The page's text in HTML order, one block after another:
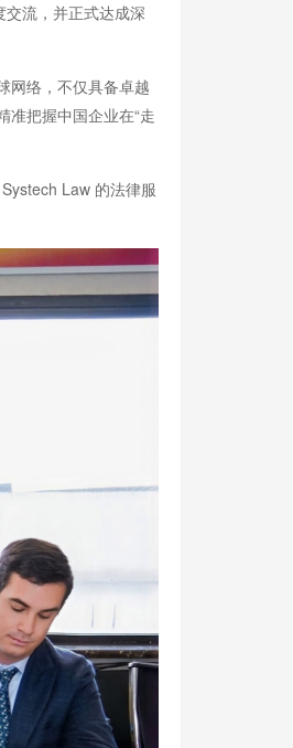
流，并正式达成深
网络，不仅具备卓越
准把握中国企业在“走
Law 的法律服